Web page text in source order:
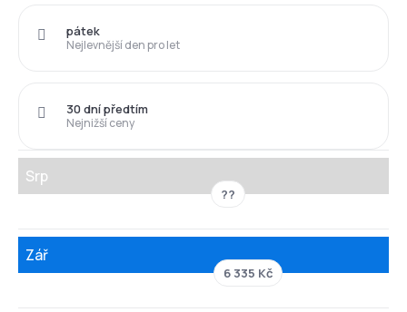
Nejlevnější den pro let
pátek
Nejnižší ceny
30 dní předtím
Srp
??
Zář
6 335 Kč